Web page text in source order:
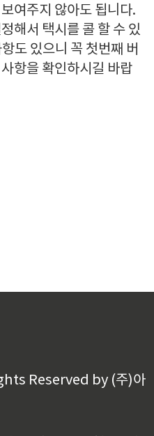
여주지 않아도 됩니다.
해서 택시를 콜 할 수 있
도 있으니 꼭 첫번째 버
항을 확인하시길 바랍
Reserved by (주)아